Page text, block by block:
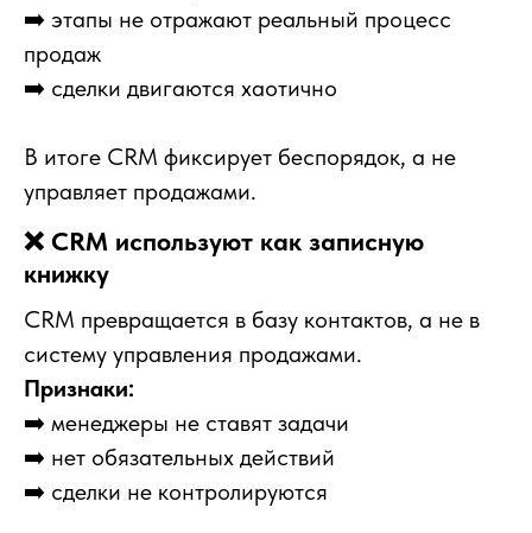
➡️ этапы не отражают реальный процесс
продаж
➡️ сделки двигаются хаотично
В итоге CRM фиксирует беспорядок, а не
управляет продажами.
❌ CRM используют как записную
книжку
CRM превращается в базу контактов, а не в
систему управления продажами.
Признаки:
➡️ менеджеры не ставят задачи
➡️ нет обязательных действий
➡️ сделки не контролируются